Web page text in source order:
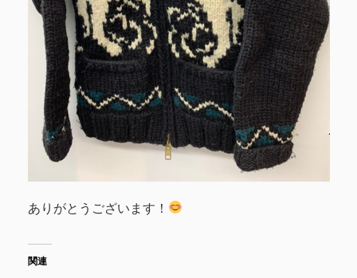
ありがとうございます！
関連